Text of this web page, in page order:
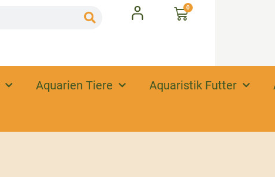
0
Aquarien Tiere Aquaristik Futter